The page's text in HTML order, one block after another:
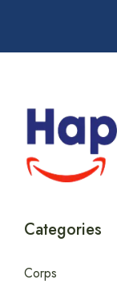
Categories
Corps